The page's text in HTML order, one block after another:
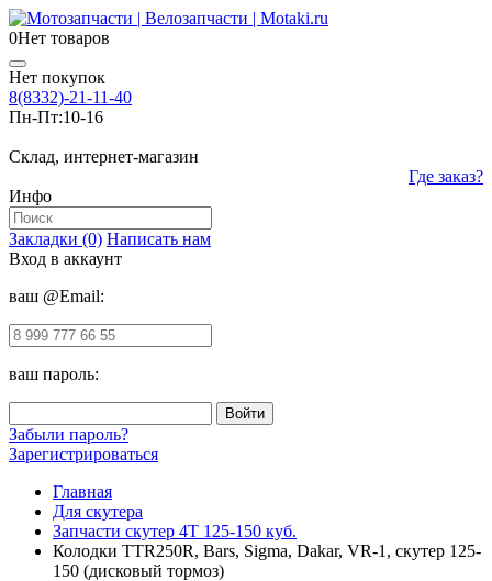
0Нет товаров
Нет покупок
8(8332)-21-11-40
Пн-Пт:10-16
Склад, интернет-магазин
Где заказ?
Инфо
Закладки (0) Написать нам
Вход в аккаунт
ваш @Email:
ваш пароль:
Забыли пароль?
Зарегистрироваться
Главная
Для скутера
Запчасти скутер 4Т 125-150 куб.
Колодки TTR250R, Bars, Sigma, Dakar, VR-1, скутер 125-
150 (дисковый тормоз)